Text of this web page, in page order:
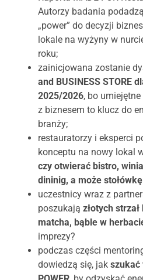
Autorzy badania
„power” do decyzji
lokale na wyżyny w
roku;
zainicjowana zostanie
and BUSINESS STORE
2025/2026, bo
z biznesem to klucz do
branży;
restauratorzy i eksperci
konceptu na nowy lokal
czy otwierać bistro,
dininig, a może
uczestnicy wraz z
poszukają złotych
matcha, bąble w
imprezy?
podczas części
dowiedzą się, jak szukać